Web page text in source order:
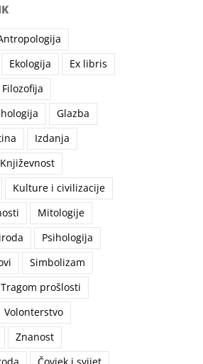
Ekologija
Ex libris
Filozofija
Glazba
Izdanja
Književnost
Kulture i civilizacije
Mitologije
Psihologija
Simbolizam
Tragom prošlosti
Volonterstvo
Znanost